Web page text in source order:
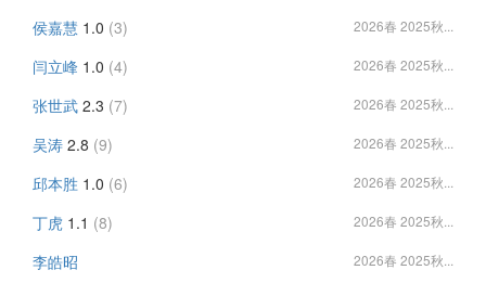
侯嘉慧 1.0 (3) 2026春 2025秋...
闫立峰 1.0 (4) 2026春 2025秋...
张世武 2.3 (7) 2026春 2025秋...
吴涛 2.8 (9) 2026春 2025秋...
邱本胜 1.0 (6) 2026春 2025秋...
丁虎 1.1 (8) 2026春 2025秋...
李皓昭 2026春 2025秋...